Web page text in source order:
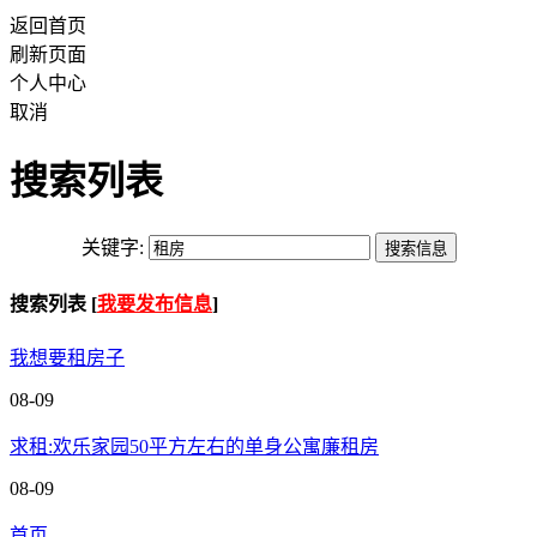
返回首页
刷新页面
个人中心
取消
搜索列表
关键字:
搜索列表 [我要发布信息]
我想要租房子
08-09
求租:欢乐家园50平方左右的单身公寓廉租房
08-09